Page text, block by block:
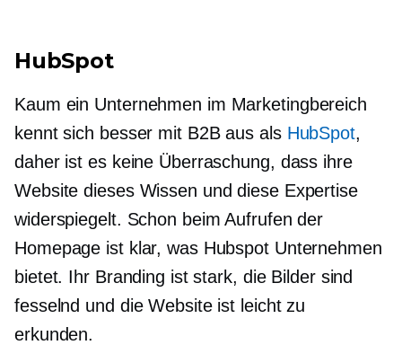
HubSpot
Kaum ein Unternehmen im Marketingbereich
kennt sich besser mit B2B aus als HubSpot,
daher ist es keine Überraschung, dass ihre
Website dieses Wissen und diese Expertise
widerspiegelt. Schon beim Aufrufen der
Homepage ist klar, was Hubspot Unternehmen
bietet. Ihr Branding ist stark, die Bilder sind
fesselnd und die Website ist leicht zu
erkunden.